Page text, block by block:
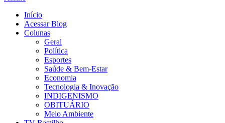
Início
Acessar Blog
Colunas
Geral
Política
Esportes
Saúde & Bem-Estar
Economia
Tecnologia & Inovação
INDIGENISMO
OBITUÁRIO
Meio Ambiente